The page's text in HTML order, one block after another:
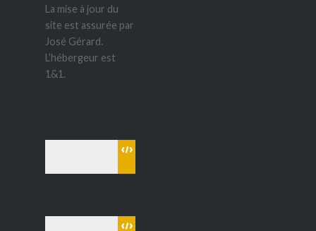
La mise à jour du
site est assurée par
José Gérard.
L’hébergeur est
1&1.